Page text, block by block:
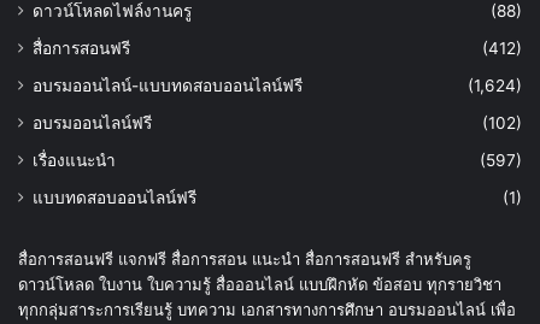
ดาวน์โหลดไฟล์งานครู
(88)
สื่อการสอนฟรี
(412)
อบรมออนไลน์-แบบทดสอบออนไลน์ฟรี
(1,624)
อบรมออนไลน์ฟรี
(102)
เรื่องแนะนำ
(597)
แบบทดสอบออนไลน์ฟรี
(1)
สื่อการสอนฟรี แจกฟรี สื่อการสอน แนะนำ สื่อการสอนฟรี สำหรับครู
ดาวน์โหลด ใบงาน ใบความรู้ สื่อออนไลน์ แบบฝึกหัด ข้อสอบ ทุกรายวิชา
ทุกกลุ่มสาระการเรียนรู้ บทความ เอกสารทางการศึกษา อบรมออนไลน์ เพื่อ